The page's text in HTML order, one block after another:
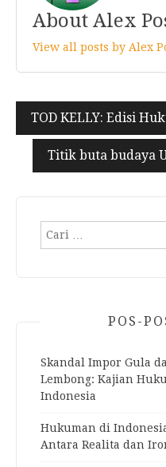
About Alex
View all posts by Alex
Navigasi
pos
TOD KELLY: Edisi
Titik buta budaya
Cari
untuk:
POS-
Skandal Impor Gula
Lembong: Kajian
Indonesia
Hukuman di
Antara Realita dan